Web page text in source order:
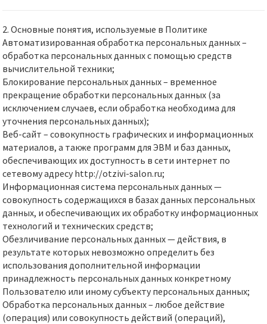
2. Основные понятия, используемые в Политике
Автоматизированная обработка персональных данных –
обработка персональных данных с помощью средств
вычислительной техники;
Блокирование персональных данных – временное
прекращение обработки персональных данных (за
исключением случаев, если обработка необходима для
уточнения персональных данных);
Веб-сайт – совокупность графических и информационных
материалов, а также программ для ЭВМ и баз данных,
обеспечивающих их доступность в сети интернет по
сетевому адресу http://otzivi-salon.ru;
Информационная система персональных данных —
совокупность содержащихся в базах данных персональных
данных, и обеспечивающих их обработку информационных
технологий и технических средств;
Обезличивание персональных данных — действия, в
результате которых невозможно определить без
использования дополнительной информации
принадлежность персональных данных конкретному
Пользователю или иному субъекту персональных данных;
Обработка персональных данных – любое действие
(операция) или совокупность действий (операций),